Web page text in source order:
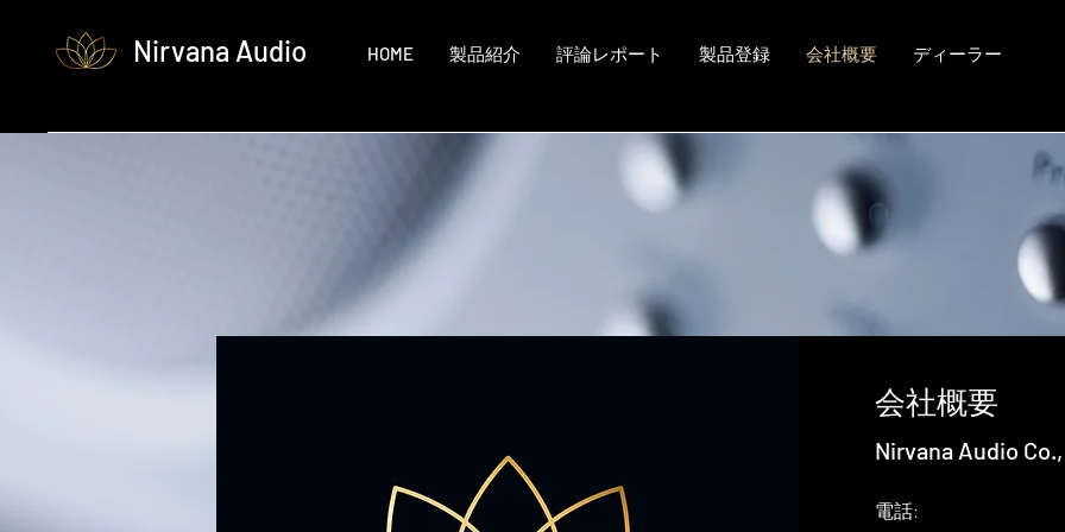
Nirvana Audio HOME 製品紹介 評論レポート 製品登録 会社概要 ディーラー
会社概要
Nirvana Audio
電話: